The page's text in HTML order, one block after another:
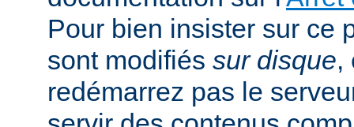
Pour bien insister sur ce
sont modifiés sur disque,
redémarrez pas le